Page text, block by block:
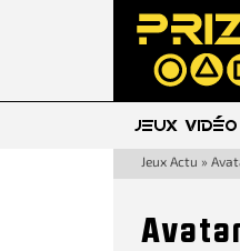
JEUX VIDÉO
Jeux Actu »